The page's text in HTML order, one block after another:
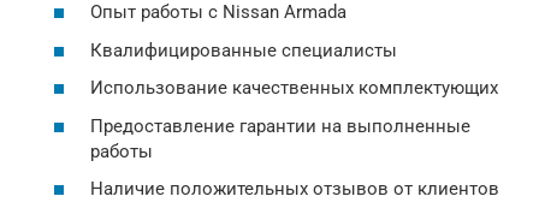
Опыт работы с Nissan Armada
Квалифицированные специалисты
Использование качественных комплектующих
Предоставление гарантии на выполненные
работы
Наличие положительных отзывов от клиентов